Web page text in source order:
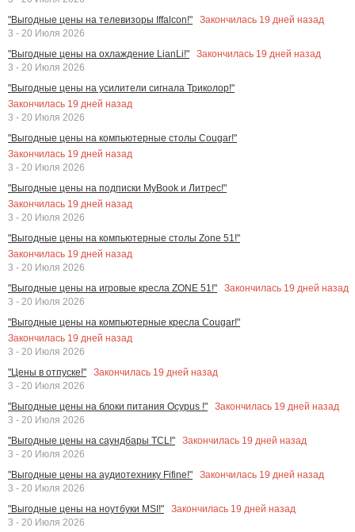
"Выгодные цены на телевизоры Iffalcon!"
Закончилась 19 дней назад
3 - 20 Июля 2026
"Выгодные цены на охлаждение LianLi!"
Закончилась 19 дней назад
3 - 20 Июля 2026
"Выгодные цены на усилители сигнала Триколор!"
Закончилась 19 дней назад
3 - 20 Июля 2026
"Выгодные цены на компьютерные столы Cougar!"
Закончилась 19 дней назад
3 - 20 Июля 2026
"Выгодные цены на подписки MyBook и Литрес!"
Закончилась 19 дней назад
3 - 20 Июля 2026
"Выгодные цены на компьютерные столы Zone 51!"
Закончилась 19 дней назад
3 - 20 Июля 2026
"Выгодные цены на игровые кресла ZONE 51!"
Закончилась 19 дней назад
3 - 20 Июля 2026
"Выгодные цены на компьютерные кресла Cougar!"
Закончилась 19 дней назад
3 - 20 Июля 2026
"Цены в отпуске!"
Закончилась 19 дней назад
3 - 20 Июля 2026
"Выгодные цены на блоки питания Ocypus !"
Закончилась 19 дней назад
3 - 20 Июля 2026
"Выгодные цены на саундбары TCL!"
Закончилась 19 дней назад
3 - 20 Июля 2026
"Выгодные цены на аудиотехнику Fifine!"
Закончилась 19 дней назад
3 - 20 Июля 2026
"Выгодные цены на ноутбуки MSI!"
Закончилась 19 дней назад
3 - 20 Июля 2026